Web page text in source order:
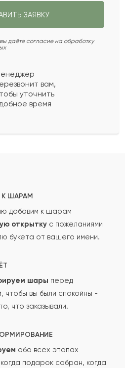
ВОПРОС
ЗАЯВКУ
даёте согласие на обработку
вам,
уточнить
время
К ШАРАМ
добавим к шарам
открытку с пожеланиями
букета от вашего имени.
шары перед
чтобы вы были спокойны -
что заказывали.
обо всех этапах
подарок собран, когда